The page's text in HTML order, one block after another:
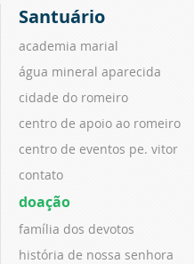
Santuário
academia marial
água mineral aparecida
cidade do romeiro
centro de apoio ao romeiro
centro de eventos pe. vitor
contato
doação
família dos devotos
história de nossa senhora